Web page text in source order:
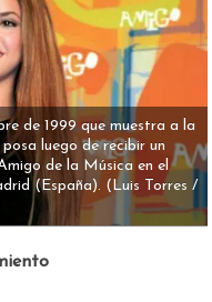
de 1999 que muestra a la
luego de recibir un
de la Música en el
(España). (Luis Torres /